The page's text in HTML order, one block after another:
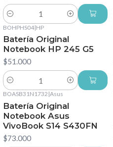
Cantidad
BOHPHS04|HP
Batería Original
Notebook HP 245 G5
$51.000
Cantidad
BOASB31N1732 |Asus
Batería Original
Notebook Asus
VivoBook S14 S430FN
$73.000